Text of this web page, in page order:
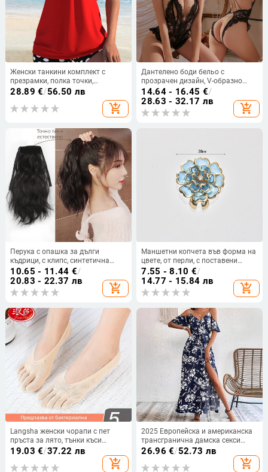
Женски танкини комплект с
презрамки, полка точки,
двучастен бански в стил
28.89 €/56.50 лв
add_shopping_cart
Дантелено боди бельо с
прозрачен дизайн, V-образно
деколте, без ръкави, тънък
полиестер
14.64 - 16.45 €/
28.63 - 32.17 лв
add_shopping_cart
Перука с опашка за дълги
къдрици, с клипс, синтетична
коса, устойчива на високи
температури, висока опашка,
модел dz01
10.65 - 11.44 €/
20.83 - 22.37 лв
add_shopping_cart
Маншетни копчета във форма на
цвете, от перли, с поставени
диаманти и бели кристали
7.55 - 8.10 €/
14.77 - 15.84 лв
add_shopping_cart
Langsha женски чорапи с пет
пръста за лято, тънки къси
чорапи с разделени пръсти,
невидими чорапи от ледена
коприна
19.03 €/37.22 лв
add_shopping_cart
2025 Европейска и американска
трансгранична дамска секси
рокля с нередовна форма, дълга
плажна пола с флорален принт
26.96 €/52.73 лв
add_shopping_cart